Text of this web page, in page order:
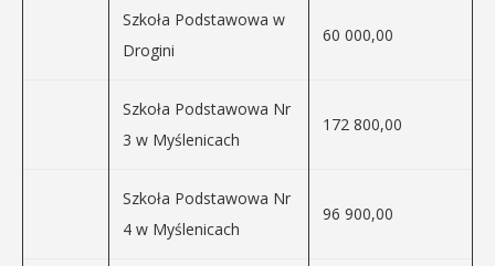
Szkoła Podstawowa w
Drogini
60 000,00
Szkoła Podstawowa Nr
3 w Myślenicach
172 800,00
Szkoła Podstawowa Nr
4 w Myślenicach
96 900,00